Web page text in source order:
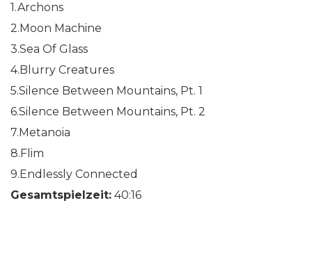
1.Archons
2.Moon Machine
3.Sea Of Glass
4.Blurry Creatures
5.Silence Between Mountains, Pt. 1
6.Silence Between Mountains, Pt. 2
7.Metanoia
8.Flim
9.Endlessly Connected
Gesamtspielzeit: 40:16